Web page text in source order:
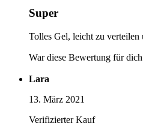
Super
Tolles Gel, leicht zu verteilen
War diese Bewertung für
Lara
13. März 2021
Verifizierter Kauf